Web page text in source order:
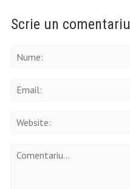
Scrie un comentariu